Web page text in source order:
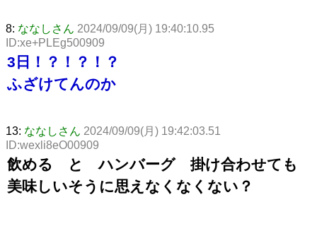
8: ななしさん 2024/09/09(月) 19:40:10.95
ID:xe+PLEg500909
3日！？！？！？
ふざけてんのか
13: ななしさん 2024/09/09(月) 19:42:03.51
ID:wexli8eO00909
飲める と ハンバーグ 掛け合わせても
美味しいそうに思えなくなくない？